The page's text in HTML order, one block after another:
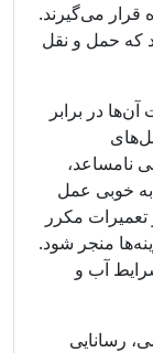
قرار می‌گیرند.
که حمل و نقل
در برابر
نامساعد،
خوبی عمل
مکرر
منجر شود.
آب و
رسانایی